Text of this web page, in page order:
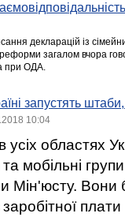
декларацій із
загалом вчора
при ОДА.
запустять
10:04
усіх областях
мобільні
Мін'юсту. Вони
заробітної